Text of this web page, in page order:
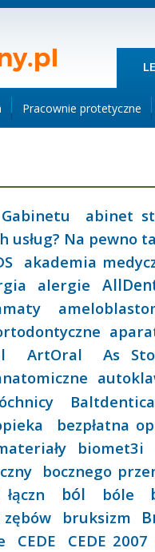
Pracownie protetyczne
abinet
usług? Na pewno
akademia
alergie
ArtOral
As
Baltdentica
bezpłatna
biomet3i
bocznego
ból bóle
bruksizm
CEDE
CEDE 2007